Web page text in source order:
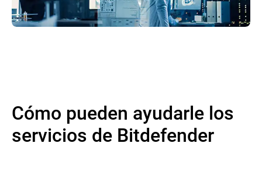
Cómo pueden ayudarle los
servicios de Bitdefender